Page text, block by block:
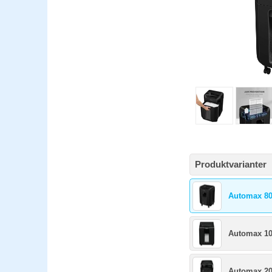
Produktvarianter
Automax
Automax